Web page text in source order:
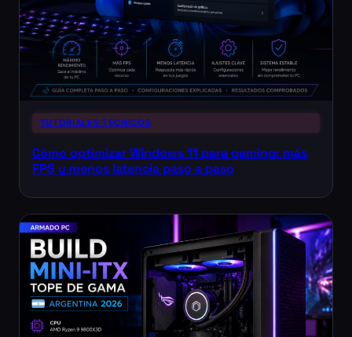
TUTORIALES TÉCNICOS
Cómo optimizar Windows 11 para gaming: más
FPS y menos latencia paso a paso